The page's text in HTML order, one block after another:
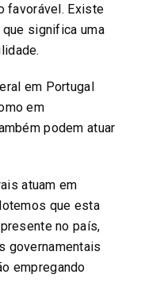
favorável. Existe
significa uma
em Portugal
em
podem atuar
atuam em
que esta
no país,
governamentais
empregando